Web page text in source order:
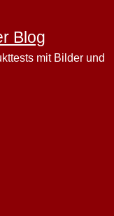
Blog
mit Bilder und